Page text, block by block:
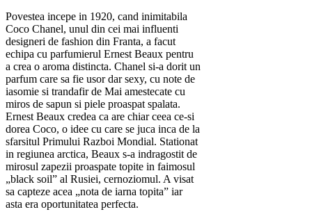
Povestea incepe in 1920, cand inimitabila
Coco Chanel, unul din cei mai influenti
designeri de fashion din Franta, a facut
echipa cu parfumierul Ernest Beaux pentru
a crea o aroma distincta. Chanel si-a dorit un
parfum care sa fie usor dar sexy, cu note de
iasomie si trandafir de Mai amestecate cu
miros de sapun si piele proaspat spalata.
Ernest Beaux credea ca are chiar ceea ce-si
dorea Coco, o idee cu care se juca inca de la
sfarsitul Primului Razboi Mondial. Stationat
in regiunea arctica, Beaux s-a indragostit de
mirosul zapezii proaspate topite in faimosul
„black soil” al Rusiei, cernoziomul. A visat
sa capteze acea „nota de iarna topita” iar
asta era oportunitatea perfecta.